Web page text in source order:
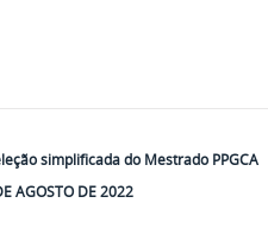
simplificada do Mestrado PPGCA
AGOSTO DE 2022